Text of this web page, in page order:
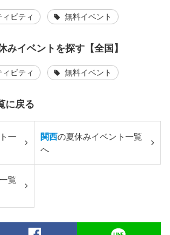
ビティ 無料イベント
みイベントを探す【全国】
ビティ 無料イベント
に戻る
一
関西の夏休みイベント一覧
へ
覧